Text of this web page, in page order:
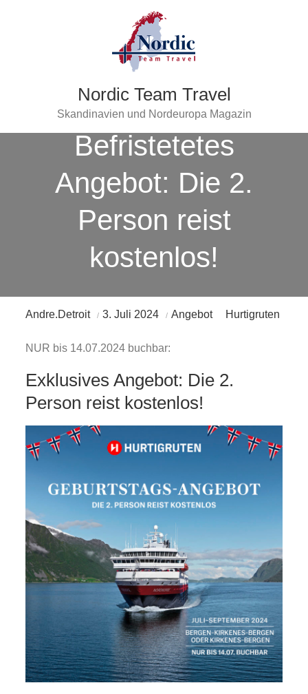
Nordic Team Travel
Skandinavien und Nordeuropa Magazin
Befristetetes
Angebot: Die 2.
Person reist
kostenlos!
Andre.Detroit 3. Juli 2024 Angebot Hurtigruten
NUR bis 14.07.2024 buchbar:
Exklusives Angebot: Die 2.
Person reist kostenlos!